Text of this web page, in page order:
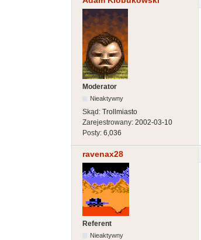
Moderator
Nieaktywny
Skąd: Trollmiasto
Zarejestrowany: 2002-03-10
Posty: 6,036
ravenax28
Referent
Nieaktywny